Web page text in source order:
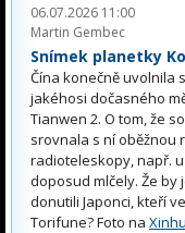
06.07.2026 11:00
Martin Gembec
Snímek planetky
Čína konečně uvolnila
jakéhosi dočasného
Tianwen 2. O tom, že
srovnala s ní oběžnou
radioteleskopy, např.
doposud mlčely. Že
donutili Japonci, kteří
Torifune? Foto na